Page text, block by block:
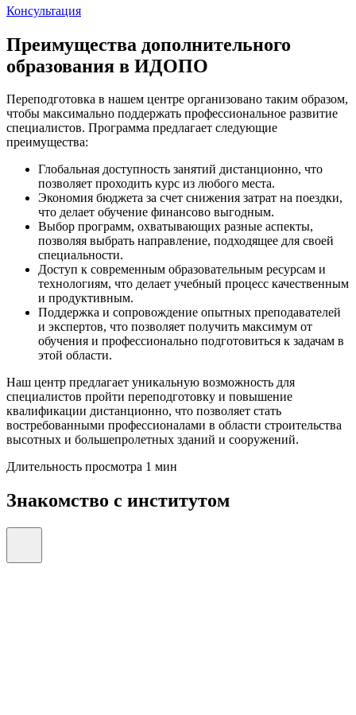
Консультация
Преимущества дополнительного
образования в ИДОПО
Переподготовка в нашем центре организовано таким образом,
чтобы максимально поддержать профессиональное развитие
специалистов. Программа предлагает следующие
преимущества:
Глобальная доступность занятий дистанционно, что
позволяет проходить курс из любого места.
Экономия бюджета за счет снижения затрат на поездки,
что делает обучение финансово выгодным.
Выбор программ, охватывающих разные аспекты,
позволяя выбрать направление, подходящее для своей
специальности.
Доступ к современным образовательным ресурсам и
технологиям, что делает учебный процесс качественным
и продуктивным.
Поддержка и сопровождение опытных преподавателей
и экспертов, что позволяет получить максимум от
обучения и профессионально подготовиться к задачам в
этой области.
Наш центр предлагает уникальную возможность для
специалистов пройти переподготовку и повышение
квалификации дистанционно, что позволяет стать
востребованными профессионалами в области строительства
высотных и большепролетных зданий и сооружений.
Длительность просмотра 1 мин
Знакомство с институтом